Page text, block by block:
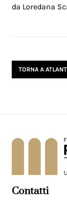
da Loredana
TORNA A
Contatti